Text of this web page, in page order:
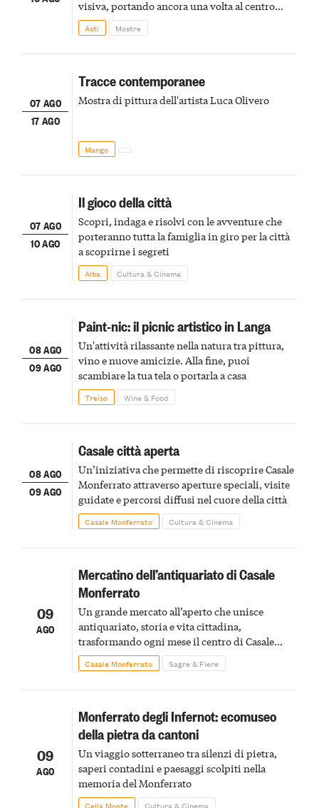
visiva, portando ancora una volta al centro
della scena le meraviglie del passato astigiano
Asti Mostre
07 AGO
17 AGO
Tracce contemporanee
Mostra di pittura dell'artista Luca Olivero
Mango
07 AGO
10 AGO
Il gioco della città
Scopri, indaga e risolvi con le avventure che
porteranno tutta la famiglia in giro per la città
a scoprirne i segreti
Alba Cultura & Cinema
08 AGO
09 AGO
Paint-nic: il picnic artistico in Langa
Un'attività rilassante nella natura tra pittura,
vino e nuove amicizie. Alla fine, puoi
scambiare la tua tela o portarla a casa
Treiso Wine & Food
08 AGO
09 AGO
Casale città aperta
Un’iniziativa che permette di riscoprire Casale
Monferrato attraverso aperture speciali, visite
guidate e percorsi diffusi nel cuore della città
Casale Monferrato Cultura & Cinema
09
AGO
Mercatino dell’antiquariato di Casale
Monferrato
Un grande mercato all’aperto che unisce
antiquariato, storia e vita cittadina,
trasformando ogni mese il centro di Casale
Monferrato in un luogo di scoperta e racconto
Casale Monferrato Sagre & Fiere
09
AGO
Monferrato degli Infernot: ecomuseo
della pietra da cantoni
Un viaggio sotterraneo tra silenzi di pietra,
saperi contadini e paesaggi scolpiti nella
memoria del Monferrato
Cella Monte Cultura & Cinema